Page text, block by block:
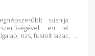
sushija.
éri el.
rizs, füstölt lazac,
Közösség vásárlói